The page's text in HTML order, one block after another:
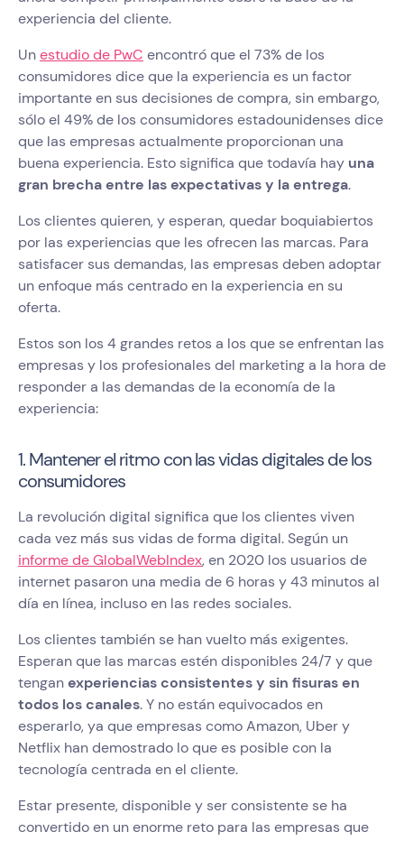
experiencia del cliente.
Unestudio de PwC encontró que el 73% de los
consumidores dice que la experiencia es un factor
importante en sus decisiones de compra, sin embargo,
sólo el 49% de los consumidores estadounidenses dice
que las empresas actualmente proporcionan una
buena experiencia. Esto significa que todavía hay una
gran brecha entre las expectativas y la entrega.
Los clientes quieren, y esperan, quedar boquiabiertos
por las experiencias que les ofrecen las marcas. Para
satisfacer sus demandas, las empresas deben adoptar
un enfoque más centrado en la experiencia en su
oferta.
Estos son los 4 grandes retos a los que se enfrentan las
empresas y los profesionales del marketing a la hora de
responder a las demandas de la economía de la
experiencia:
1. Mantener el ritmo con las vidas digitales de los
consumidores
La revolución digital significa que los clientes viven
cada vez más sus vidas de forma digital. Según un
informe de GlobalWebIndex, en 2020 los usuarios de
internet pasaron una media de 6 horas y 43 minutos al
día en línea, incluso en las redes sociales.
Los clientes también se han vuelto más exigentes.
Esperan que las marcas estén disponibles 24/7 y que
tenganexperiencias consistentes y sin fisuras en
todos los canales. Y no están equivocados en
esperarlo, ya que empresas como Amazon, Uber y
Netflix han demostrado lo que es posible con la
tecnología centrada en el cliente.
Estar presente, disponible y ser consistente se ha
convertido en un enorme reto para las empresas que